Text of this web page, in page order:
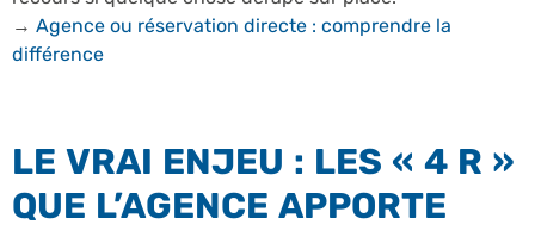
→ Agence ou réservation directe : comprendre la
différence
LE VRAI ENJEU : LES « 4 R »
QUE L’AGENCE APPORTE